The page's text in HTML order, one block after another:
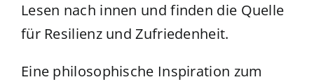
Lesen nach innen und finden die Quelle
für Resilienz und Zufriedenheit.
Eine philosophische Inspiration zum